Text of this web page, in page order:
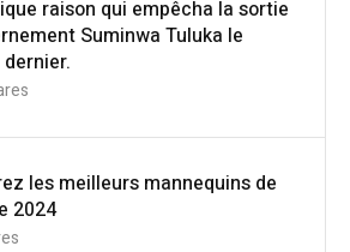
raison qui empêcha la sortie
Suminwa Tuluka le
les meilleurs mannequins de
2024